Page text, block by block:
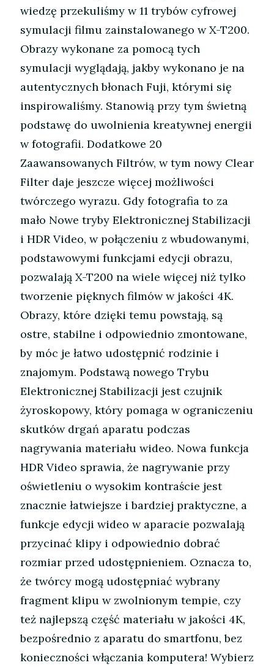
wiedzę przekuliśmy w 11 trybów cyfrowej
symulacji filmu zainstalowanego w X-T200.
Obrazy wykonane za pomocą tych
symulacji wyglądają, jakby wykonano je na
autentycznych błonach Fuji, którymi się
inspirowaliśmy. Stanowią przy tym świetną
podstawę do uwolnienia kreatywnej energii
w fotografii. Dodatkowe 20
Zaawansowanych Filtrów, w tym nowy Clear
Filter daje jeszcze więcej możliwości
twórczego wyrazu. Gdy fotografia to za
mało Nowe tryby Elektronicznej Stabilizacji
i HDR Video, w połączeniu z wbudowanymi,
podstawowymi funkcjami edycji obrazu,
pozwalają X-T200 na wiele więcej niż tylko
tworzenie pięknych filmów w jakości 4K.
Obrazy, które dzięki temu powstają, są
ostre, stabilne i odpowiednio zmontowane,
by móc je łatwo udostępnić rodzinie i
znajomym. Podstawą nowego Trybu
Elektronicznej Stabilizacji jest czujnik
żyroskopowy, który pomaga w ograniczeniu
skutków drgań aparatu podczas
nagrywania materiału wideo. Nowa funkcja
HDR Video sprawia, że nagrywanie przy
oświetleniu o wysokim kontraście jest
znacznie łatwiejsze i bardziej praktyczne, a
funkcje edycji wideo w aparacie pozwalają
przycinać klipy i odpowiednio dobrać
rozmiar przed udostępnieniem. Oznacza to,
że twórcy mogą udostępniać wybrany
fragment klipu w zwolnionym tempie, czy
też najlepszą część materiału w jakości 4K,
bezpośrednio z aparatu do smartfonu, bez
konieczności włączania komputera! Wybierz